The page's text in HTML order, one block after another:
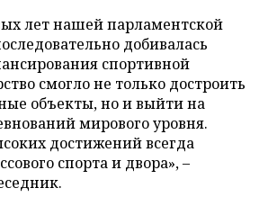
лет нашей парламентской
добивалась
спортивной
смогло не только достроить
объекты, но и выйти на
мирового уровня.
достижений всегда
спорта и двора», –